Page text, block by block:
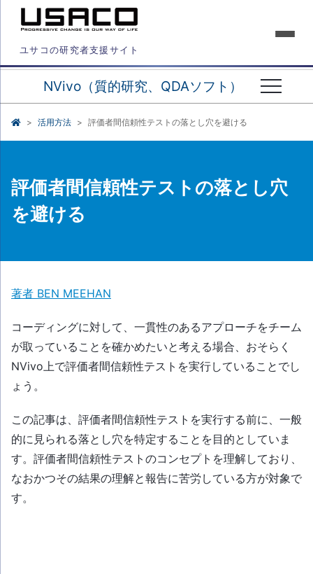
ユサコの研究者支援サイト
NVivo（質的研究、QDAソフト）
活用方法 評価者間信頼性テストの落とし穴を避ける
評価者間信頼性テストの落とし穴
を避ける
著者 BEN MEEHAN
コーディングに対して、一貫性のあるアプローチをチーム
が取っていることを確かめたいと考える場合、おそらく
NVivo上で評価者間信頼性テストを実行していることでし
ょう。
この記事は、評価者間信頼性テストを実行する前に、一般
的に見られる落とし穴を特定することを目的としていま
す。評価者間信頼性テストのコンセプトを理解しており、
なおかつその結果の理解と報告に苦労している方が対象で
す。